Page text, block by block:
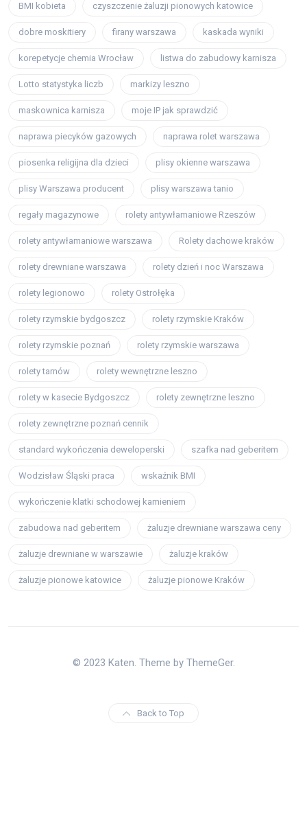
BMI kobieta czyszczenie żaluzji pionowych katowice
dobre moskitiery firany warszawa kaskada wyniki
korepetycje chemia Wrocław listwa do zabudowy karnisza
Lotto statystyka liczb markizy leszno
maskownica karnisza moje IP jak sprawdzić
naprawa piecyków gazowych naprawa rolet warszawa
piosenka religijna dla dzieci plisy okienne warszawa
plisy Warszawa producent plisy warszawa tanio
regały magazynowe rolety antywłamaniowe Rzeszów
rolety antywłamaniowe warszawa Rolety dachowe kraków
rolety drewniane warszawa rolety dzień i noc Warszawa
rolety legionowo rolety Ostrołęka
rolety rzymskie bydgoszcz rolety rzymskie Kraków
rolety rzymskie poznań rolety rzymskie warszawa
rolety tarnów rolety wewnętrzne leszno
rolety w kasecie Bydgoszcz rolety zewnętrzne leszno
rolety zewnętrzne poznań cennik
standard wykończenia deweloperski szafka nad geberitem
Wodzisław Śląski praca wskaźnik BMI
wykończenie klatki schodowej kamieniem
zabudowa nad geberitem żaluzje drewniane warszawa ceny
żaluzje drewniane w warszawie żaluzje kraków
żaluzje pionowe katowice żaluzje pionowe Kraków
© 2023 Katen. Theme by ThemeGer.
Back to Top